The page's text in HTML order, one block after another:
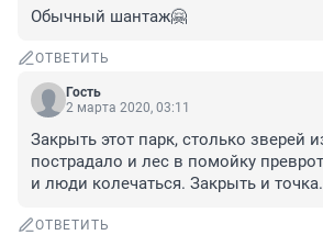
Обычный шантаж🤗
ОТВЕТИТЬ
Гость
2 марта 2020, 03:11
Закрыть этот парк, столько зверей
пострадало и лес в помойку
и люди колечаться. Закрыть и точка.
ОТВЕТИТЬ